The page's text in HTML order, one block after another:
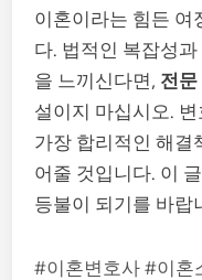
이혼이라는 힘든 여
다. 법적인 복잡성
을 느끼신다면, 전
설이지 마십시오.
가장 합리적인 해결
어줄 것입니다. 이
등불이 되기를 바랍
#이혼변호사 #이혼